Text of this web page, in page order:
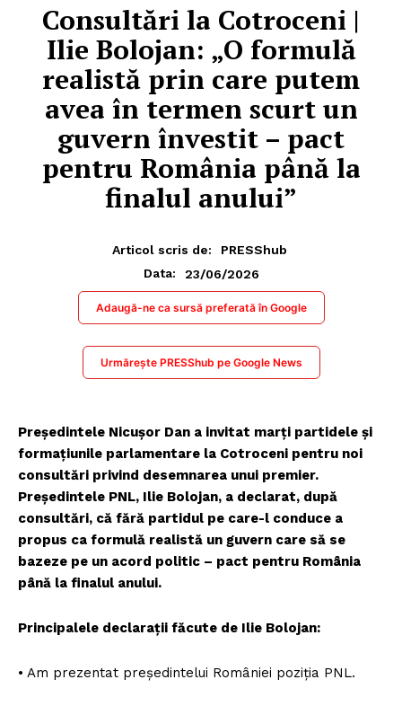
Consultări la Cotroceni |
Ilie Bolojan: „O formulă
realistă prin care putem
avea în termen scurt un
guvern învestit – pact
pentru România până la
finalul anului”
Articol scris de:
PRESShub
Data:
23/06/2026
Adaugă-ne ca sursă preferată în Google
Urmărește PRESShub pe Google News
Președintele Nicușor Dan a invitat marți partidele și
formațiunile parlamentare la Cotroceni pentru noi
consultări privind desemnarea unui premier.
Președintele PNL, Ilie Bolojan, a declarat, după
consultări, că fără partidul pe care-l conduce a
propus ca formulă realistă un guvern care să se
bazeze pe un acord politic – pact pentru România
până la finalul anului.
Principalele declarații făcute de Ilie Bolojan:
• Am prezentat președintelui României poziția PNL.